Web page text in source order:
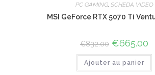
PC GAMING, SCHEDA VIDEO
MSI GeForce RTX 5070 Ti
€832.00 Le
prix
initial
était :
€832.00.
€665.00
Ajouter au panier